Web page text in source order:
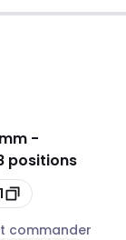
-
positions
commander